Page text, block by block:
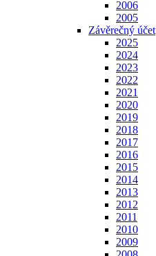
2006
2005
Závěrečný účet
2025
2024
2023
2022
2021
2020
2019
2018
2017
2016
2015
2014
2013
2012
2011
2010
2009